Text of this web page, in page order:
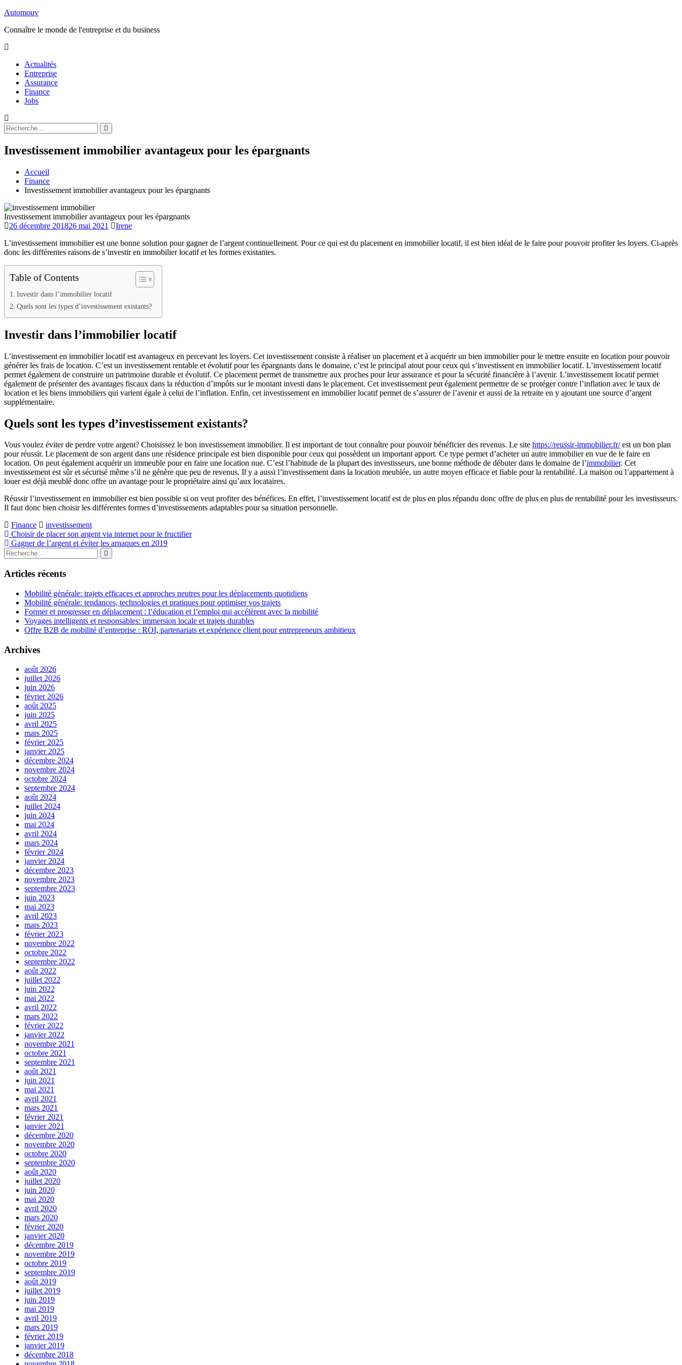
Aller
contenu
Automouv
Connaître le monde de l'entreprise et du business
Actualités
Entreprise
Assurance
Finance
Jobs
Rechercher
:
Rechercher
Investissement immobilier avantageux pour les épargnants
Accueil
Finance
Investissement immobilier avantageux pour les épargnants
Investissement immobilier avantageux pour les épargnants
26 décembre 201826 mai 2021
Irene
L’investissement immobilier est une bonne solution pour gagner de l’argent continuellement. Pour ce qui est du placement en immobilier locatif, il est bien idéal de le faire pour pouvoir profiter les loyers. Ci-après
donc les différentes raisons de s’investir en immobilier locatif et les formes existantes.
Table of Contents
Investir dans l’immobilier locatif
Quels sont les types d’investissement existants?
Investir dans l’immobilier locatif
L’investissement en immobilier locatif est avantageux en percevant les loyers. Cet investissement consiste à réaliser un placement et à acquérir un bien immobilier pour le mettre ensuite en location pour pouvoir
générer les frais de location. C’est un investissement rentable et évolutif pour les épargnants dans le domaine, c’est le principal atout pour ceux qui s’investissent en immobilier locatif. L’investissement locatif
permet également de construire un patrimoine durable et évolutif. Ce placement permet de transmettre aux proches pour leur assurance et pour la sécurité financière à l’avenir. L’investissement locatif permet
également de présenter des avantages fiscaux dans la réduction d’impôts sur le montant investi dans le placement. Cet investissement peut également permettre de se protéger contre l’inflation avec le taux de
location et les biens immobiliers qui varient égale à celui de l’inflation. Enfin, cet investissement en immobilier locatif permet de s’assurer de l’avenir et aussi de la retraite en y ajoutant une source d’argent
supplémentaire.
Quels sont les types d’investissement existants?
Vous voulez éviter de perdre votre argent? Choisissez le bon investissement immobilier. Il est important de tout connaître pour pouvoir bénéficier des revenus. Le site https://reussir-immobilier.fr/est un bon plan
pour réussir. Le placement de son argent dans une résidence principale est bien disponible pour ceux qui possèdent un important apport. Ce type permet d’acheter un autre immobilier en vue de le faire en
location. On peut également acquérir un immeuble pour en faire une location nue. C’est l’habitude de la plupart des investisseurs, une bonne méthode de débuter dans le domaine de l’immobilier. Cet
investissement est sûr et sécurisé même s’il ne génère que peu de revenus. Il y a aussi l’investissement dans la location meublée, un autre moyen efficace et fiable pour la rentabilité. La maison ou l’appartement à
louer est déjà meublé donc offre un avantage pour le propriétaire ainsi qu’aux locataires.
Réussir l’investissement en immobilier est bien possible si on veut profiter des bénéfices. En effet, l’investissement locatif est de plus en plus répandu donc offre de plus en plus de rentabilité pour les investisseurs.
Il faut donc bien choisir les différentes formes d’investissements adaptables pour sa situation personnelle.
Finance
investissement
Navigation
de
Choisir de placer son argent via internet pour le fructifier
Gagner de l’argent et éviter les arnaques en 2019
Rechercher
:
Rechercher
Articles récents
Mobilité générale: trajets efficaces et approches neutres pour les déplacements quotidiens
Mobilité générale: tendances, technologies et pratiques pour optimiser vos trajets
Former et progresser en déplacement : l’éducation et l’emploi qui accélèrent avec la mobilité
Voyages intelligents et responsables: immersion locale et trajets durables
Offre B2B de mobilité d’entreprise : ROI, partenariats et expérience client pour entrepreneurs ambitieux
Archives
août 2026
juillet 2026
juin 2026
février 2026
août 2025
juin 2025
avril 2025
mars 2025
février 2025
janvier 2025
décembre 2024
novembre 2024
octobre 2024
septembre 2024
août 2024
juillet 2024
juin 2024
mai 2024
avril 2024
mars 2024
février 2024
janvier 2024
décembre 2023
novembre 2023
septembre 2023
juin 2023
mai 2023
avril 2023
mars 2023
février 2023
novembre 2022
octobre 2022
septembre 2022
août 2022
juillet 2022
juin 2022
mai 2022
avril 2022
mars 2022
février 2022
janvier 2022
novembre 2021
octobre 2021
septembre 2021
août 2021
juin 2021
mai 2021
avril 2021
mars 2021
février 2021
janvier 2021
décembre 2020
novembre 2020
octobre 2020
septembre 2020
août 2020
juillet 2020
juin 2020
mai 2020
avril 2020
mars 2020
février 2020
janvier 2020
décembre 2019
novembre 2019
octobre 2019
septembre 2019
août 2019
juillet 2019
juin 2019
mai 2019
avril 2019
mars 2019
février 2019
janvier 2019
décembre 2018